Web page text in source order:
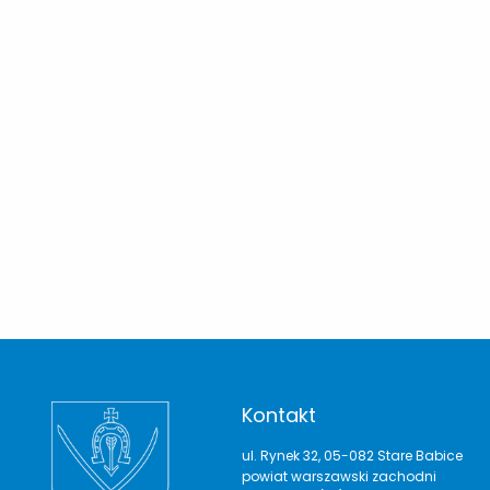
Kontakt
ul. Rynek 32, 05-082 Stare Babice
powiat warszawski zachodni